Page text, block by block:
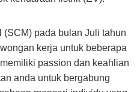
pada bulan Juli tahun
kerja untuk beberapa
passion dan keahlian
anda untuk bergabung